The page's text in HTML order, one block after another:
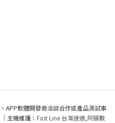
APP軟體開發商洽談合作或產品測試事
主機維護： Fast Line 台灣速連,阿腸數